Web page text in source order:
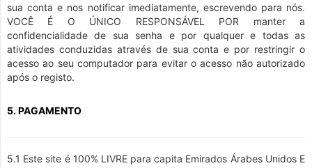
sua conta e nos notificar imediatamente, escrevendo para nós.
VOCÊ É O ÚNICO RESPONSÁVEL POR manter a
confidencialidade de sua senha e por qualquer e todas as
atividades conduzidas através de sua conta e por restringir o
acesso ao seu computador para evitar o acesso não autorizado
após o registo.
5. PAGAMENTO
5.1 Este site é 100% LIVRE para capita Emirados Árabes Unidos E